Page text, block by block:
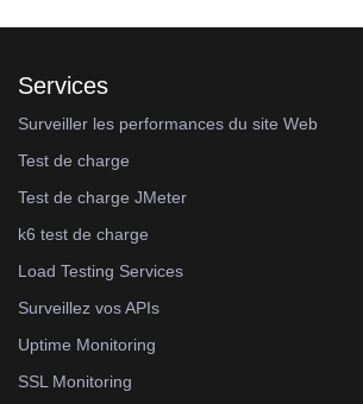
Services
Surveiller les performances du site Web
Test de charge
Test de charge JMeter
k6 test de charge
Load Testing Services
Surveillez vos APIs
Uptime Monitoring
SSL Monitoring